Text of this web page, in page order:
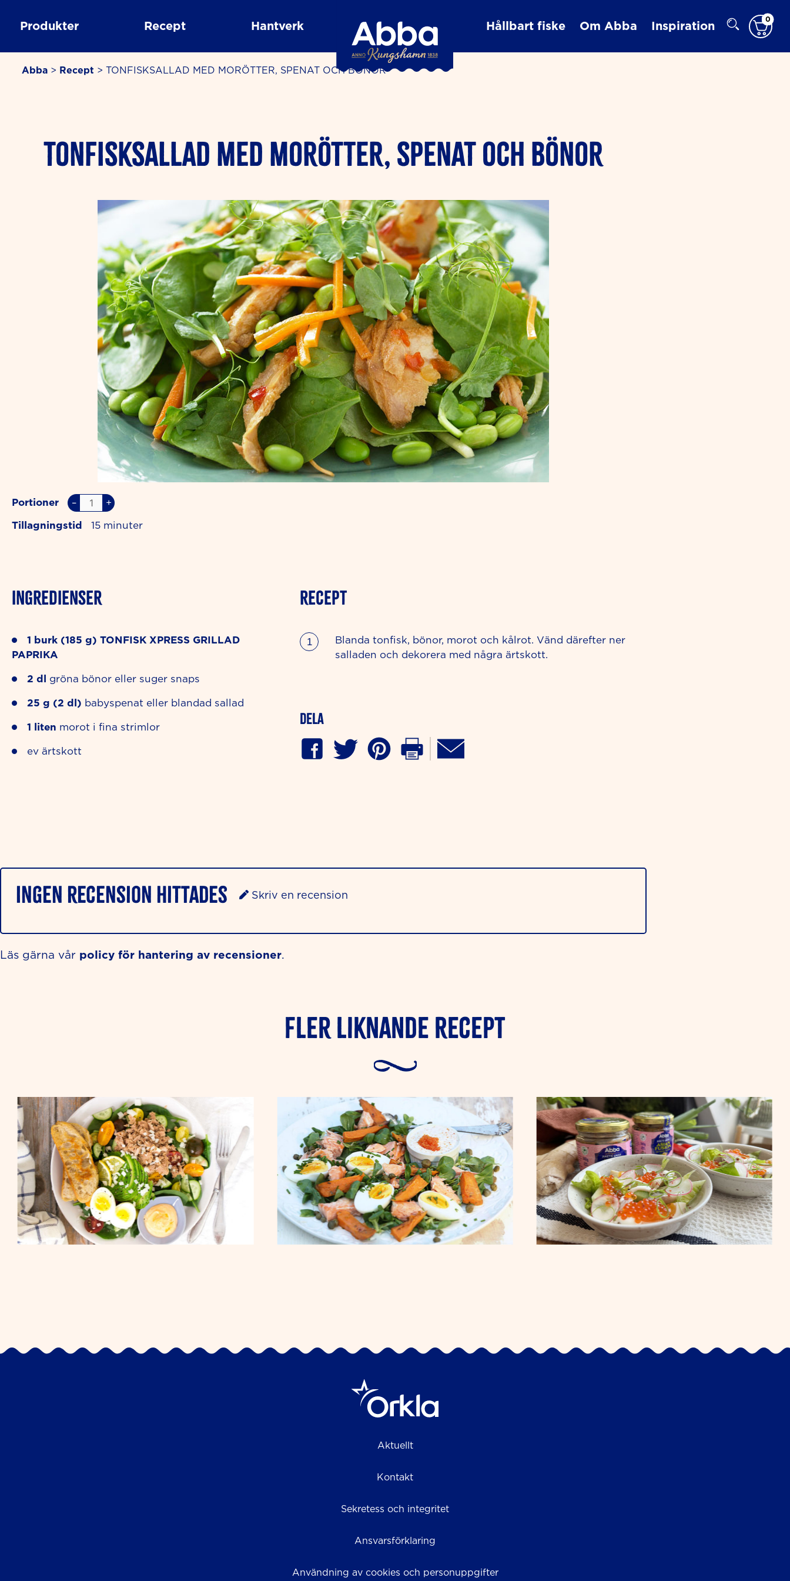
Produkter Recept Hantverk Hållbart fiske Om Abba Inspiration 0
Abba> Recept > TONFISKSALLAD MED MORÖTTER, SPENAT OCH BÖNOR
TONFISKSALLAD MED MORÖTTER, SPENAT OCH BÖNOR
Portioner – +
Tillagningstid 15
INGREDIENSER
1 burk (185 g) TONFISK XPRESS GRILLAD
PAPRIKA
2 dl gröna bönor eller suger snaps
25 g (2 dl) babyspenat eller blandad sallad
1 liten morot i fina strimlor
ev ärtskott
RECEPT
Blanda tonfisk, bönor, morot och kålrot. Vänd därefter ner
salladen och dekorera med några ärtskott.
Dela
Ingen recension hittades Skriv en recension
Läs gärna vår policy för hantering av recensioner
Fler liknande Recept
Aktuellt
Kontakt
Sekretess och integritet
Ansvarsförklaring
Användning av cookies och personuppgifter